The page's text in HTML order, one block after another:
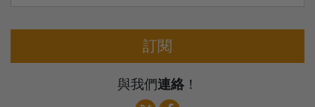
訂閱
與我們連絡 ！